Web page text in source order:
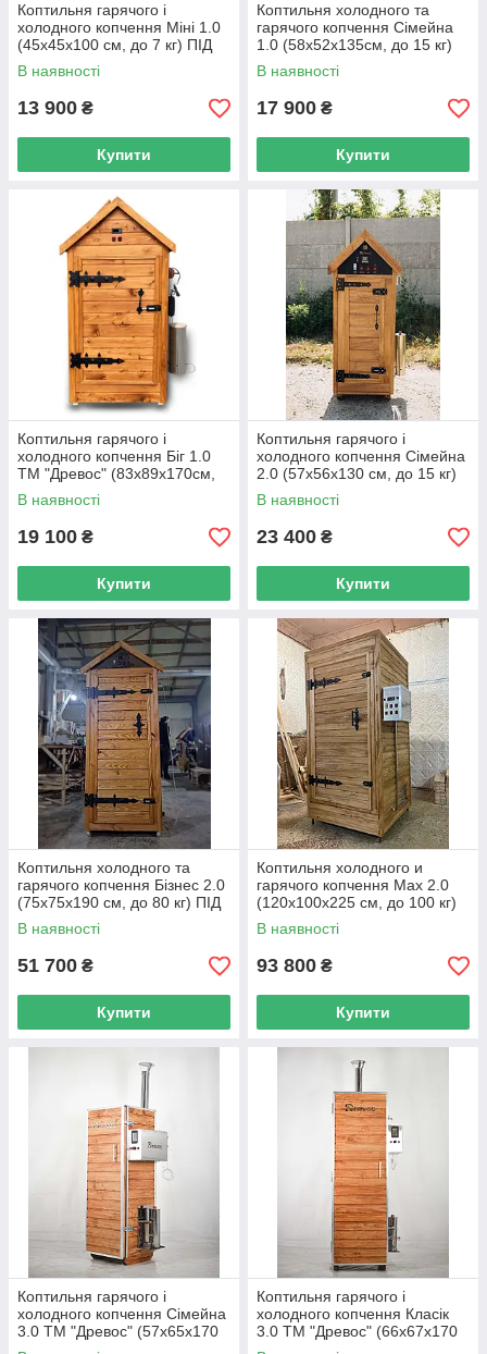
Коптильня гарячого і
холодного копчення Міні 1.0
(45х45х100 см, до 7 кг) ПІД
ЗАМОВЛЕННЯ
В наявності
13 900 ₴
Купити
Коптильня холодного та
гарячого копчення Сімейна
1.0 (58х52х135см, до 15 кг)
ПІД ЗАМОВЛЕННЯ
В наявності
17 900 ₴
Купити
Коптильня гарячого і
холодного копчення Біг 1.0
ТМ "Древос" (83х89х170см,
до 60 кг)
В наявності
19 100 ₴
Купити
Коптильня гарячого і
холодного копчення Сімейна
2.0 (57х56х130 см, до 15 кг)
ПІД ЗАМОВЛЕННЯ
В наявності
23 400 ₴
Купити
Коптильня холодного та
гарячого копчення Бізнес 2.0
(75х75х190 см, до 80 кг) ПІД
ЗАМОВЛЕННЯ
В наявності
51 700 ₴
Купити
Коптильня холодного и
гарячого копчення Мах 2.0
(120х100х225 см, до 100 кг)
ПІД ЗАМОВЛЕННЯ
В наявності
93 800 ₴
Купити
Коптильня гарячого і
холодного копчення Сімейна
3.0 ТМ "Древос" (57х65х170
см. до 20 кг)
Коптильня гарячого і
холодного копчення Класік
3.0 ТМ "Древос" (66х67х170
см, до 30 кг)